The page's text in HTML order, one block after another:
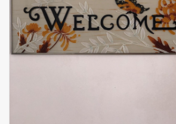
binnen en of buiten.
ANTIEK , Curiosa en